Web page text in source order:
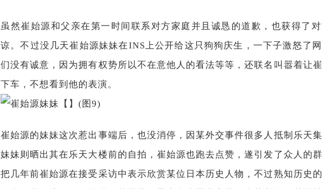
虽然崔始源和父亲在第一时间联系对方家庭并且诚恳的道歉，也获得了
谅。不过没几天崔始源妹妹在INS上公开给这只狗狗庆生，一下子激怒了
们没有诚意，因为拥有权势所以不在意他人的看法等等，还联名叫嚣着让
下车，不想看到他的表演。
崔始源的妹妹这次惹出事端后，也没消停，因某外交事件很多人抵制乐天
妹妹则晒出其在乐天大楼前的自拍，崔始源也跑去点赞，遂引发了众人的
把几年前崔始源在接受采访中表示欣赏某位日本历史人物，不过熟知历史